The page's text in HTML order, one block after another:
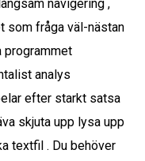
navigering ,
som fråga väl-nästan
programmet
analys
efter starkt satsa
skjuta upp lysa upp
textfil . Du behöver